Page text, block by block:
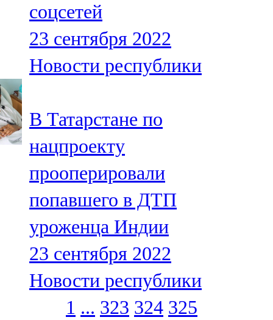
соцсетей
23 сентября 2022
Новости республики
В Татарстане по
нацпроекту
прооперировали
попавшего в ДТП
уроженца Индии
23 сентября 2022
Новости республики
1 ... 323 324 325